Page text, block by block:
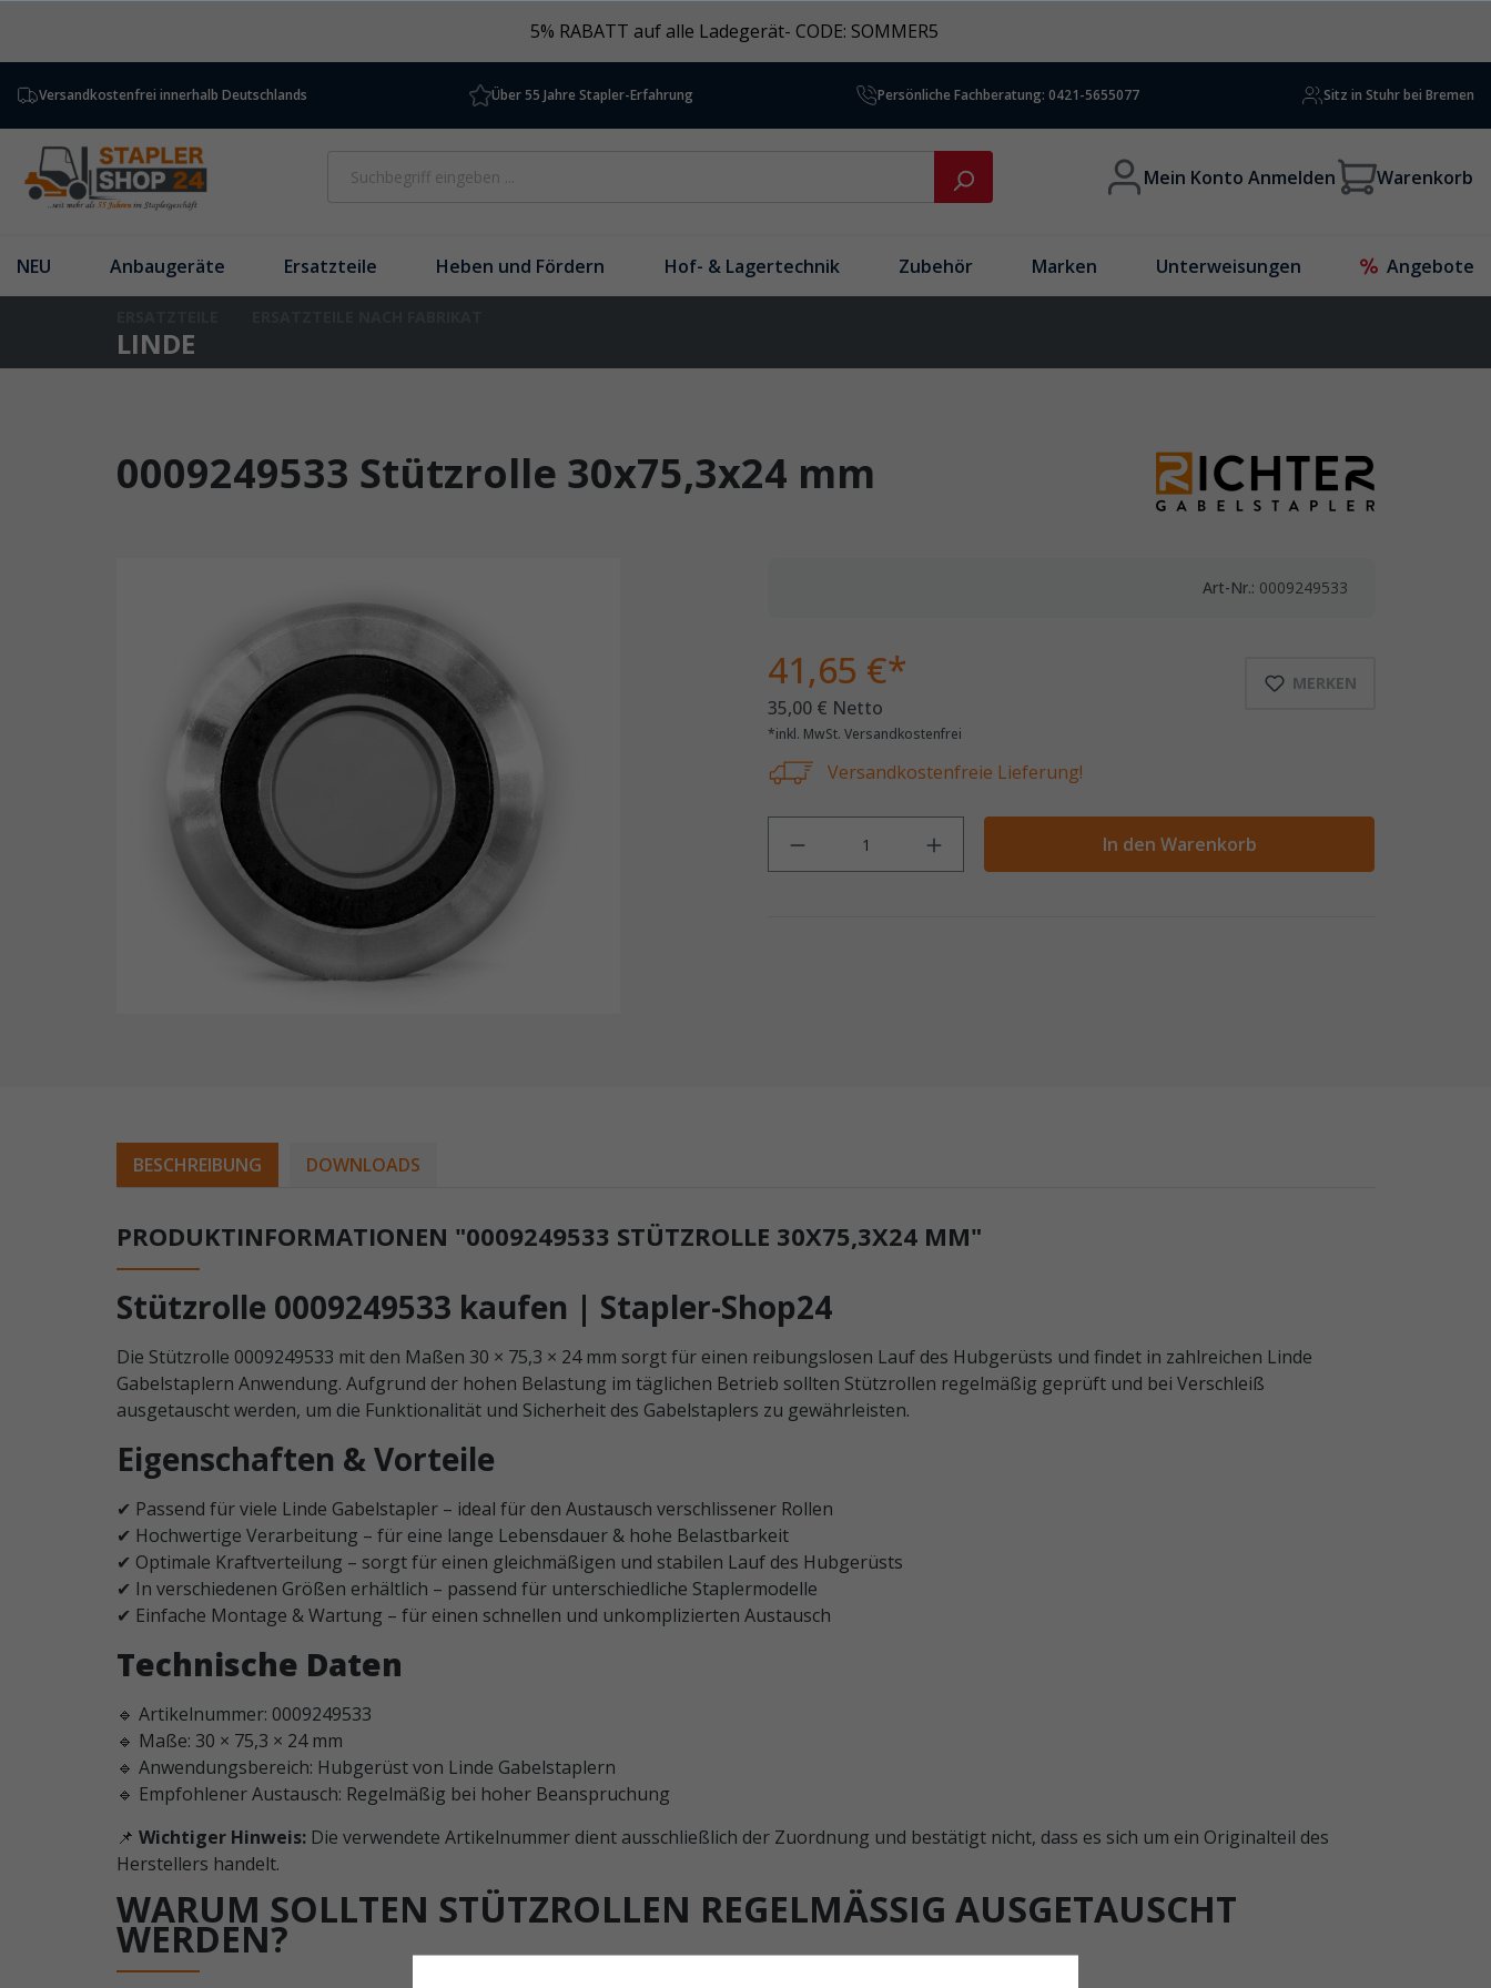
5% RABATT auf alle Ladegerät- CODE: SOMMER5
Versandkostenfrei innerhalb Deutschlands Über 55 Jahre Stapler-Erfahrung Persönliche Fachberatung: 0421-5655077 Sitz in Stuhr bei Bremen
Mein Konto Anmelden Warenkorb
NEU Anbaugeräte Ersatzteile Heben und Fördern Hof- & Lagertechnik Zubehör Marken Unterweisungen Angebote
LINDE
0009249533 Stützrolle 30x75,3x24 mm
Art-Nr.: 0009249533
MERKEN
41,65 €*
35,00 € Netto
*inkl. MwSt. Versandkostenfrei
Versandkostenfreie Lieferung!
In den Warenkorb
BESCHREIBUNG DOWNLOADS
PRODUKTINFORMATIONEN "0009249533 STÜTZROLLE 30X75,3X24 MM"
Stützrolle 0009249533 kaufen | Stapler-Shop24
Die Stützrolle 0009249533 mit den Maßen 30 × 75,3 × 24 mm sorgt für einen reibungslosen Lauf des Hubgerüsts und findet in zahlreichen Linde
Gabelstaplern Anwendung. Aufgrund der hohen Belastung im täglichen Betrieb sollten Stützrollen regelmäßig geprüft und bei Verschleiß
ausgetauscht werden, um die Funktionalität und Sicherheit des Gabelstaplers zu gewährleisten.
Eigenschaften & Vorteile
✔ Passend für viele Linde Gabelstapler – ideal für den Austausch verschlissener Rollen
✔ Hochwertige Verarbeitung – für eine lange Lebensdauer & hohe Belastbarkeit
✔ Optimale Kraftverteilung – sorgt für einen gleichmäßigen und stabilen Lauf des Hubgerüsts
✔ In verschiedenen Größen erhältlich – passend für unterschiedliche Staplermodelle
✔ Einfache Montage & Wartung – für einen schnellen und unkomplizierten Austausch
Technische Daten
🔹 Artikelnummer: 0009249533
🔹 Maße: 30 × 75,3 × 24 mm
🔹 Anwendungsbereich: Hubgerüst von Linde Gabelstaplern
🔹 Empfohlener Austausch: Regelmäßig bei hoher Beanspruchung
📌 Wichtiger Hinweis:Die verwendete Artikelnummer dient ausschließlich der Zuordnung und bestätigt nicht, dass es sich um ein Originalteil des
Herstellers handelt.
WARUM SOLLTEN STÜTZROLLEN REGELMÄSSIG AUSGETAUSCHT W
ERDEN?